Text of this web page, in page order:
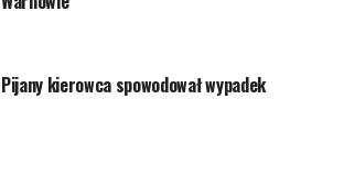
Pijany kierowca spowodował wypadek